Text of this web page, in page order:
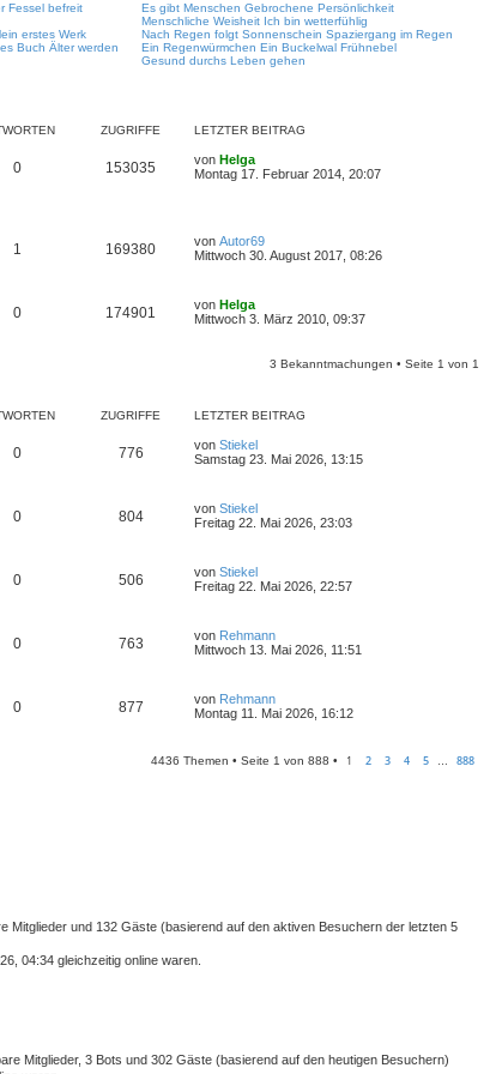
Fessel befreit
erstes Werk
Buch Älter werden
Es gibt Menschen Gebrochene Persönlichkeit
Menschliche Weisheit Ich bin wetterfühlig
Nach Regen folgt Sonnenschein Spaziergang im Regen
Ein Regenwürmchen Ein Buckelwal Frühnebel
Gesund durchs Leben gehen
ZUGRIFFE LETZTER BEITRAG
0 153035 von Helga
N
t
e
t
Montag 17. Februar 2014, 20:07
1 169380 von Autor69
N
t
B
t
r
g
Mittwoch 30. August 2017, 08:26
0 174901 von Helga
N
r
i
g
Mittwoch 3. März 2010, 09:37
3 Bekanntmachungen • Seite 1 von 1
ZUGRIFFE LETZTER BEITRAG
0 776 von Stiekel
N
t
e
a
g
Samstag 23. Mai 2026, 13:15
0 804 von Stiekel
N
t
B
e
a
g
Freitag 22. Mai 2026, 23:03
0 506 von Stiekel
N
s
t
B
e
r
a
Freitag 22. Mai 2026, 22:57
0 763 von Rehmann
N
t
B
Mittwoch 13. Mai 2026, 11:51
0 877 von Rehmann
N
s
Montag 11. Mai 2026, 16:12
4436 Themen • Seite 1 von 888 • 1 2 3 4 5 … 888
Mitglieder und 132 Gäste (basierend auf den aktiven Besuchern der letzten 5
04:34 gleichzeitig online waren.
Mitglieder, 3 Bots und 302 Gäste (basierend auf den heutigen Besuchern)